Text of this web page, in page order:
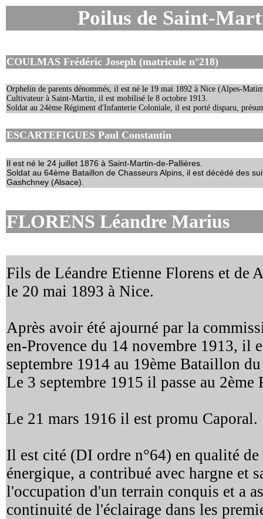
Poilus de Saint-
COULMAS Frédéric Joseph (matricule n°218)
Orphelin de parents dénommés, il est né le 19 mai 1892 à Nice (Alpes-
Cultivateur à Saint-Martin, il est mobilisé le 8 octobre 1913.
Soldat au 24ème Régiment d'Infanterie Coloniale, il est porté disparu,
ESCARTEFIGUES Paul Constantin
Il est né le 24 juillet 1876 à Saint-Martin-de-Pallières.
Soldat au 64ème Bataillon de Chasseurs Alpins, il est décédé des
Gashchney (Alsace).
FLORENS Léandre Marius
Fils de Léandre Etienne Florens et de
le 20 mai 1893 à Nice.
Après avoir été ajourné par la
en-Provence du 14 novembre 1913, il
septembre 1914 au 19ème Bataillon
Le 3 septembre 1915 il passe au 2ème
Le 21 mars 1916 il est promu Caporal.
Il est cité (DI ordre n°64) en qualité
énergique, a contribué avec hargne et
l'occupation d'un terrain conquis et a
continuité de l'éclairage dans les